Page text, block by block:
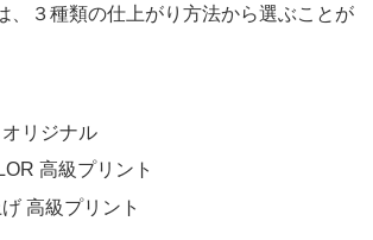
、３種類の仕上がり方法から選ぶことが
リジナル
高級プリント
高級プリント